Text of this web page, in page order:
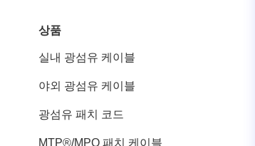
상품
실내 광섬유 케이블
야외 광섬유 케이블
광섬유 패치 코드
MTP®/MPO 패치 케이블